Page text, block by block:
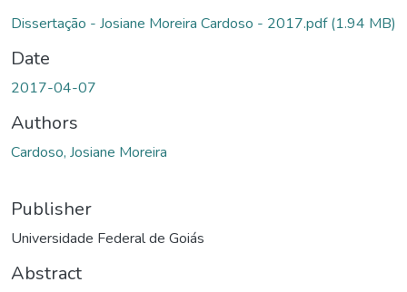
Dissertação - Josiane Moreira Cardoso - 2017.pdf(1.94 MB)
Date
2017-04-07
Authors
Cardoso, Josiane Moreira
Publisher
Universidade Federal de Goiás
Abstract